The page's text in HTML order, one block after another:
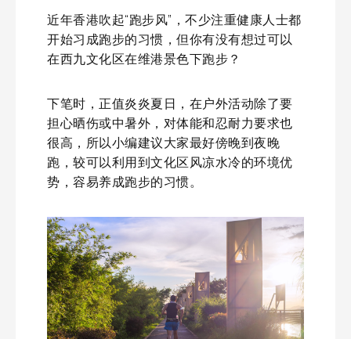
近年香港吹起“跑步风”，不少注重健康人士都
开始习成跑步的习惯，但你有没有想过可以
在西九文化区在维港景色下跑步？
下笔时，正值炎炎夏日，在户外活动除了要
担心晒伤或中暑外，对体能和忍耐力要求也
很高，所以小编建议大家最好傍晚到夜晚
跑，较可以利用到文化区风凉水冷的环境优
势，容易养成跑步的习惯。